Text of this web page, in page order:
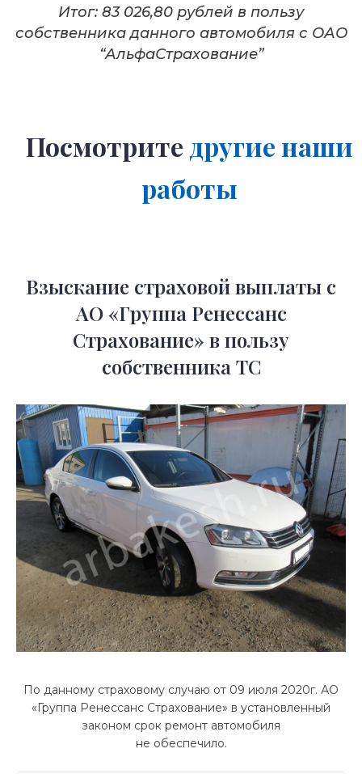
Итог: 83 026,80 рублей в пользу
собственника данного автомобиля с ОАО
“АльфаСтрахование”
Посмотрите другие наши
работы​
Взыскание страховой выплаты с
АО «Группа Ренессанс
Страхование» в пользу
собственника ТС
По данному страховому случаю от 09 июля 2020г. АО
«Группа Ренессанс Страхование» в установленный
законом срок ремонт автомобиля
не обеспечило.